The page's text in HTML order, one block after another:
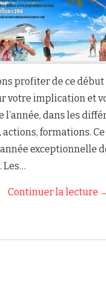
profiter de ce début
votre implication et
l’année, dans les
formations.
exceptionnelle
Les…
Continuer la lecture